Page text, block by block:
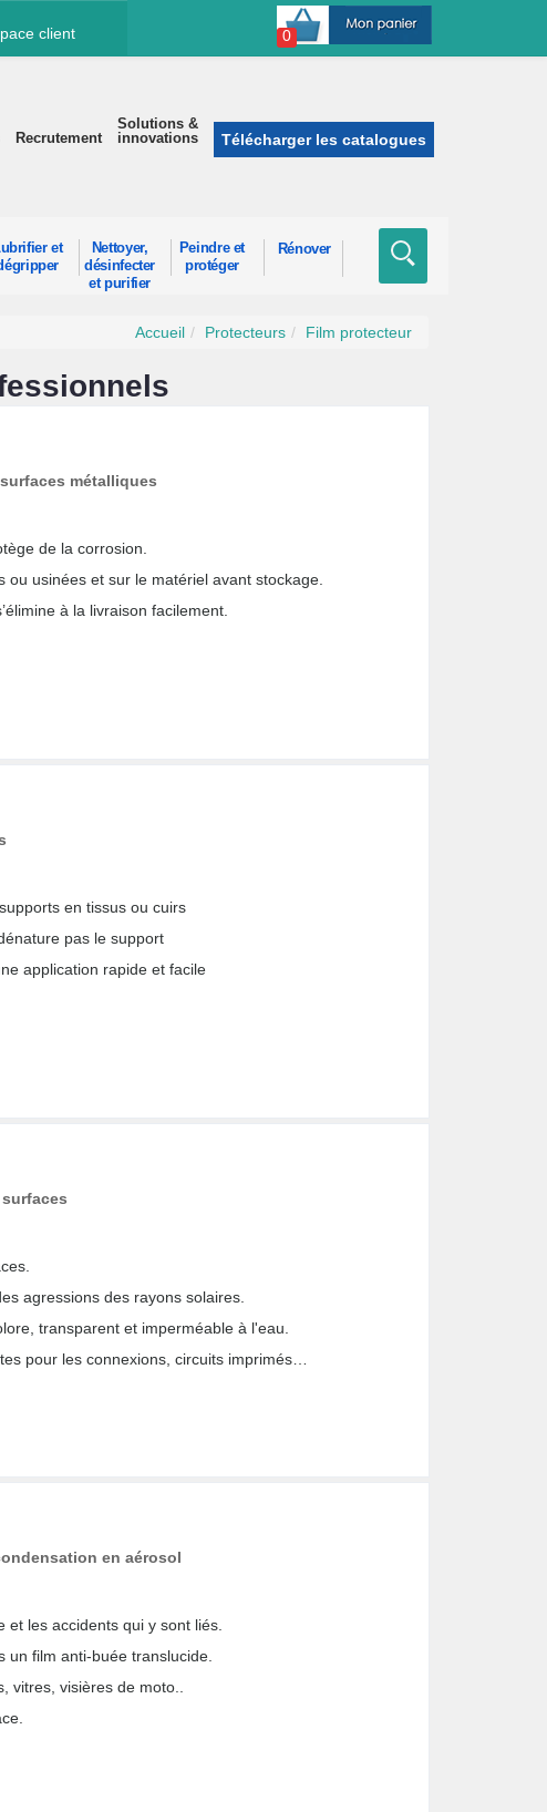
client 0
Recrutement
Solutions &
innovations
Télécharger les catalogues
et
Nettoyer,
désinfecter
et purifier
Peindre et
protéger
Rénover
Accueil Protecteurs Film protecteur
métalliques
de la corrosion.
ou usinées et sur le matériel avant stockage.
à la livraison facilement.
en tissus ou cuirs
pas le support
application rapide et facile
agressions des rayons solaires.
transparent et imperméable à l'eau.
pour les connexions, circuits imprimés…
en aérosol
et les accidents qui y sont liés.
un film anti-buée translucide.
vitres, visières de moto..